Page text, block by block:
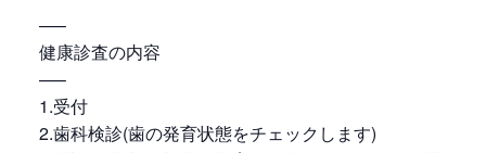
—–
健康診査の内容
—–
1.受付
2.歯科検診(歯の発育状態をチェックします)